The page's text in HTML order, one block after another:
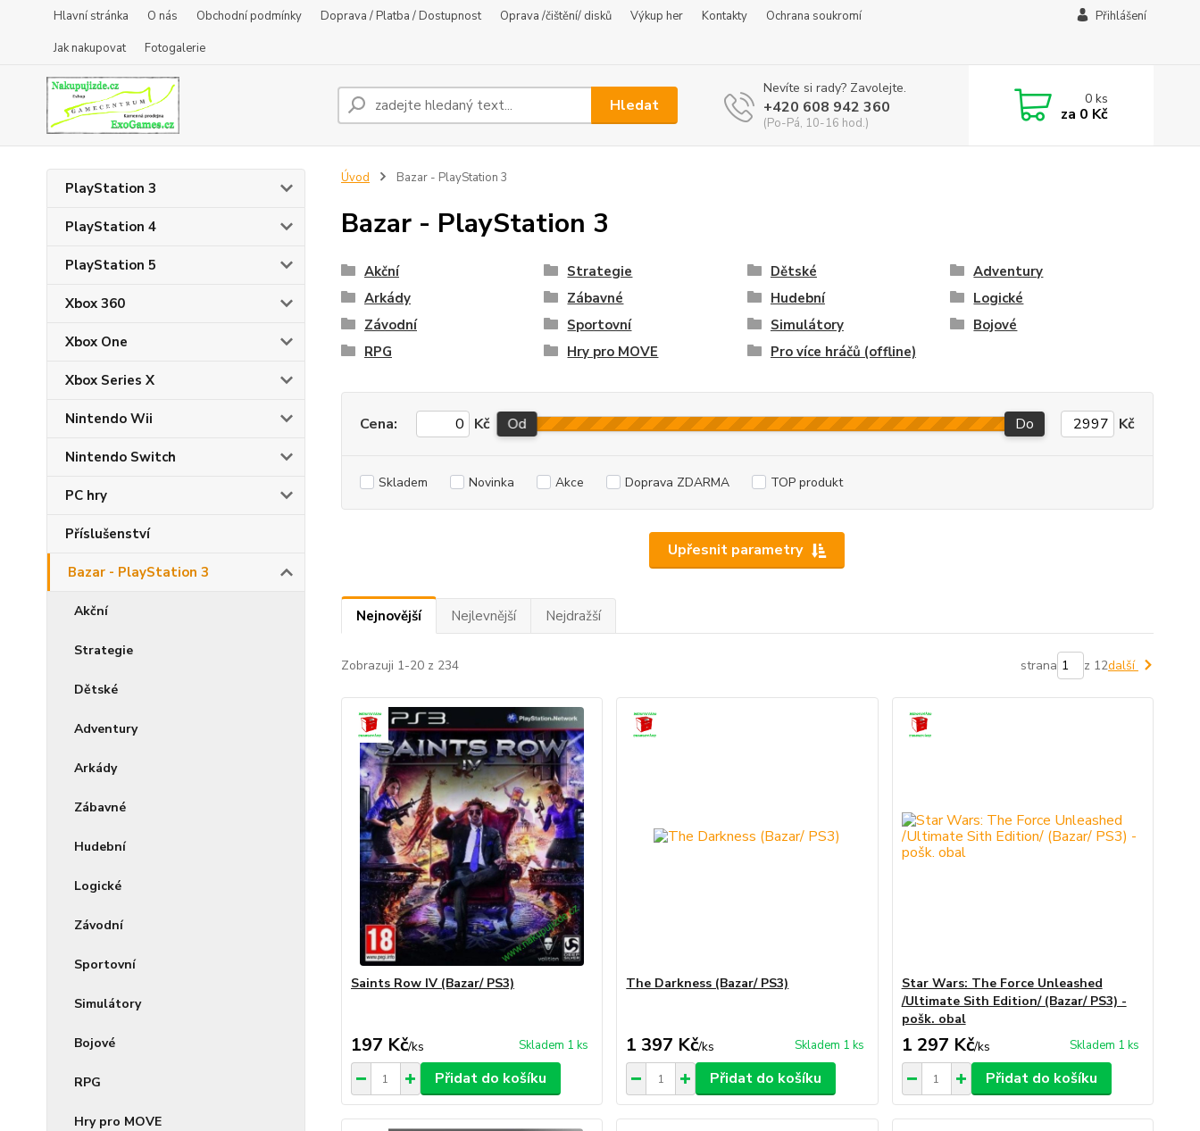
Hlavní stránka O nás Obchodní podmínky Doprava / Platba / Dostupnost Oprava /čištění/ disků Výkup her Kontakty
Ochrana soukromí
Jak nakupovat
Fotogalerie
Přihlášení
Hledat
Nevíte si rady? Zavolejte.
+420 608 942 360
(Po-Pá, 10-16 hod.)
0ks
za 0 Kč
PlayStation 3
PlayStation 4
PlayStation 5
Xbox 360
Xbox One
Xbox Series X
Nintendo Wii
Nintendo Switch
PC hry
Příslušenství
Bazar - PlayStation 3
Akční
Strategie
Dětské
Adventury
Arkády
Zábavné
Hudební
Logické
Závodní
Sportovní
Simulátory
Bojové
RPG
Hry pro MOVE
Úvod Bazar - PlayStation 3
Bazar - PlayStation 3
Akční Strategie Dětské
Adventury
Arkády
Zábavné Hudební
Logické
Závodní
Sportovní Simulátory
Bojové
RPG
Hry pro MOVE Pro více hráčů (offline)
Upřesnit parametry
Cena: Kč Od Do Kč
Skladem Novinka Akce Doprava ZDARMA TOP produkt
Nejnovější Nejlevnější Nejdražší
Zobrazuji 1-20 z 234 strana z 12další
Saints Row IV (Bazar/ PS3)
197 Kč/ks Skladem 1 ks
Přidat do košíku
The Darkness (Bazar/ PS3)
1 397 Kč/ks Skladem 1 ks
Přidat do košíku
Star Wars: The Force Unleashed
/Ultimate Sith Edition/ (Bazar/ PS3) -
pošk. obal
1 297 Kč/ks Skladem 1 ks
Přidat do košíku